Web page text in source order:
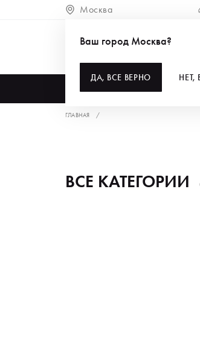
Москва
Ваш город Москва?
ДА, ВСЕ ВЕРНО НЕТ,
ГЛАВНАЯ
ВСЕ КАТЕГОРИИ